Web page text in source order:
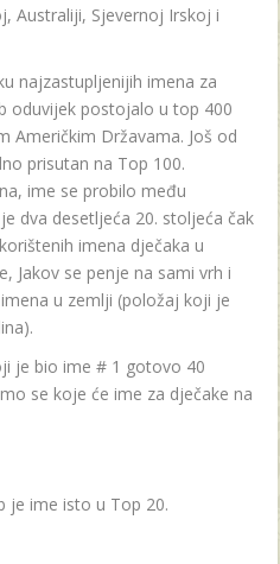
Australiji, Sjevernoj Irskoj i
najzastupljenijih imena za
oduvijek postojalo u top 400
Američkim Državama. Još od
prisutan na Top 100.
ime se probilo među
dva desetljeća 20. stoljeća čak
imena dječaka u
Jakov se penje na sami vrh i
u zemlji (položaj koji je
je bio ime # 1 gotovo 40
se koje će ime za dječake na
je ime isto u Top 20.